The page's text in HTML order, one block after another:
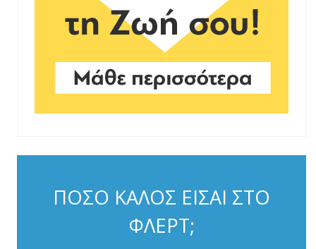
ΠΟΣΟ ΚΑΛΟΣ ΕΙΣΑΙ ΣΤΟ
ΦΛΕΡΤ;